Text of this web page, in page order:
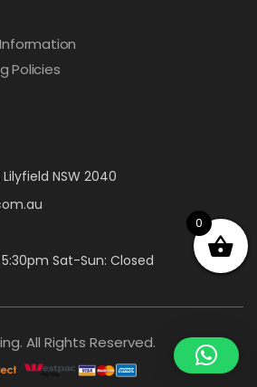
Policies
Lilyfield NSW 2040
Sat-Sun: Closed
All Rights Reserved.
0